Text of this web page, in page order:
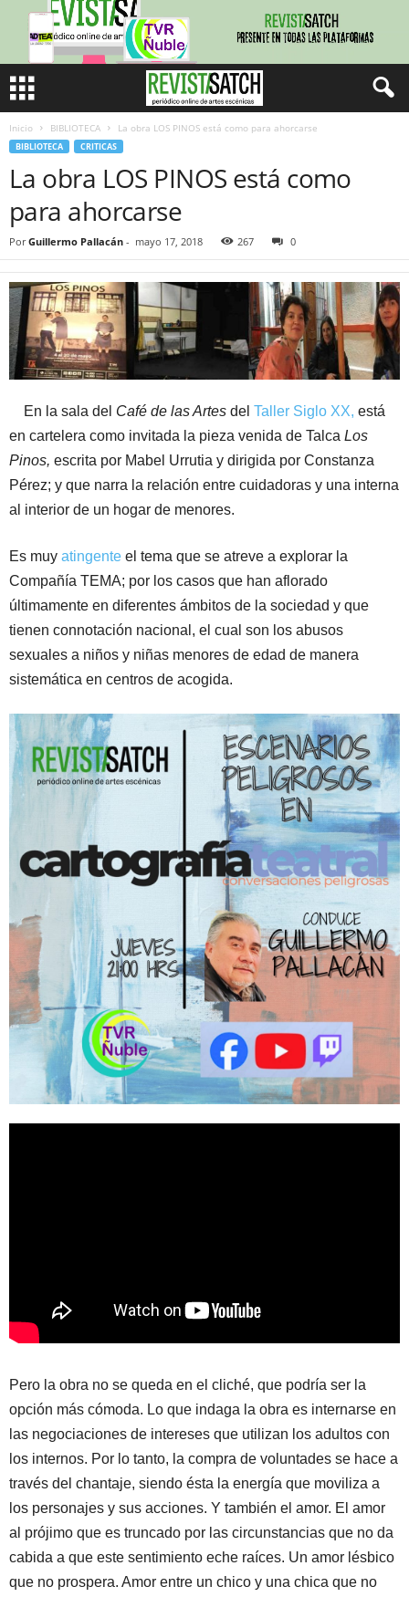
Inicio BIBLIOTECA La obra LOS PINOS está como para ahorcarse
BIBLIOTECA CRITICAS
La obra LOS PINOS está como
para ahorcarse
Por Guillermo Pallacán - mayo 17, 2018 267 0
En la sala del Café de las Artes del Taller Siglo XX, está
en cartelera como invitada la pieza venida de Talca Los
Pinos, escrita por Mabel Urrutia y dirigida por Constanza
Pérez; y que narra la relación entre cuidadoras y una interna
al interior de un hogar de menores.
Es muy atingente el tema que se atreve a explorar la
Compañía TEMA; por los casos que han aflorado
últimamente en diferentes ámbitos de la sociedad y que
tienen connotación nacional, el cual son los abusos
sexuales a niños y niñas menores de edad de manera
sistemática en centros de acogida.
Pero la obra no se queda en el cliché, que podría ser la
opción más cómoda. Lo que indaga la obra es internarse en
las negociaciones de intereses que utilizan los adultos con
los internos. Por lo tanto, la compra de voluntades se hace a
través del chantaje, siendo ésta la energía que moviliza a
los personajes y sus acciones. Y también el amor. El amor
al prójimo que es truncado por las circunstancias que no da
cabida a que este sentimiento eche raíces. Un amor lésbico
que no prospera. Amor entre un chico y una chica que no